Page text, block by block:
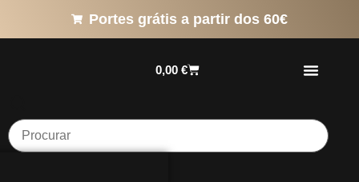
Portes grátis a partir dos 60€
0,00 €